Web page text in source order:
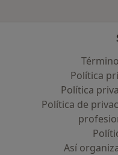
Política
Política
Política de
Así